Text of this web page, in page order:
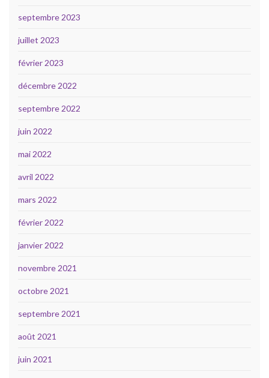
septembre 2023
juillet 2023
février 2023
décembre 2022
septembre 2022
juin 2022
mai 2022
avril 2022
mars 2022
février 2022
janvier 2022
novembre 2021
octobre 2021
septembre 2021
août 2021
juin 2021